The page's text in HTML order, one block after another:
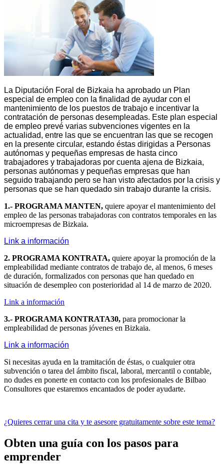
La Diputación Foral de Bizkaia ha aprobado un Plan
especial de empleo con la finalidad de ayudar con el
mantenimiento de los puestos de trabajo e incentivar la
contratación de personas desempleadas. Este plan especial
de empleo prevé varias subvenciones vigentes en la
actualidad, entre las que se encuentran las que se recogen
en la presente circular, estando éstas dirigidas a Personas
autónomas y pequeñas empresas de hasta cinco
trabajadores y trabajadoras por cuenta ajena de Bizkaia,
personas autónomas y pequeñas empresas que han
seguido trabajando pero se han visto afectados por la crisis y
personas que se han quedado sin trabajo durante la crisis.
1.- PROGRAMA MANTEN, quiere apoyar el mantenimiento del
empleo de las personas trabajadoras con contratos temporales en las
microempresas de Bizkaia.
Link a información
2. PROGRAMA KONTRATA, quiere apoyar la promoción de la
empleabilidad mediante contratos de trabajo de, al menos, 6 meses
de duración, formalizados con personas que han quedado en
situación de desempleo con posterioridad al 14 de marzo de 2020.
Link a información
3.- PROGRAMA KONTRATA30, para promocionar la
empleabilidad de personas jóvenes en Bizkaia.
Link a información
Si necesitas ayuda en la tramitación de éstas, o cualquier otra
subvención o tarea del ámbito fiscal, laboral, mercantil o contable,
no dudes en ponerte en contacto con los profesionales de Bilbao
Consultores que estaremos encantados de poder ayudarte.
¿Quieres cerrar una cita y te asesore gratuitamente sobre este tema?
Obten una guía con los pasos para
emprender